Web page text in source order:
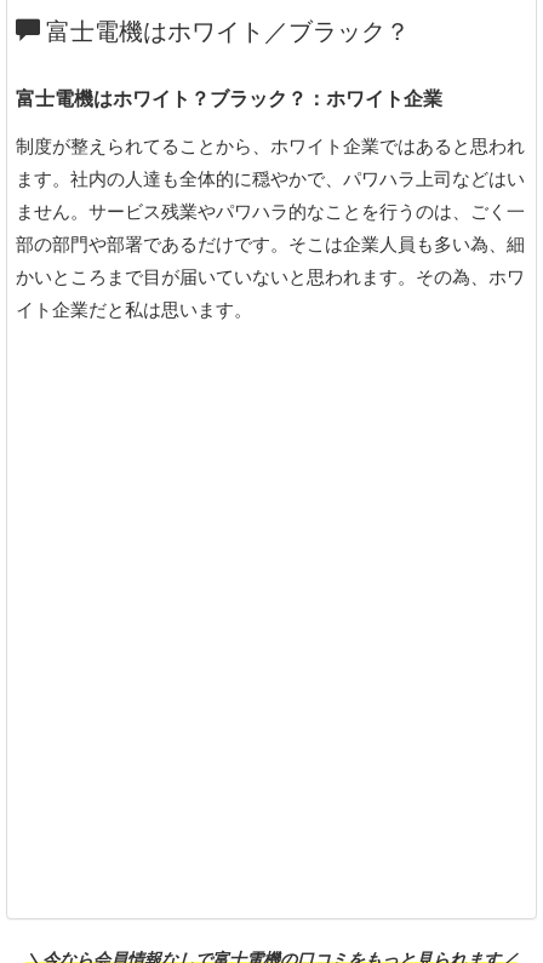
富士電機はホワイト／ブラック？
富士電機はホワイト？ブラック？：ホワイト企業
制度が整えられてることから、ホワイト企業ではあると思われ
ます。社内の人達も全体的に穏やかで、パワハラ上司などはい
ません。サービス残業やパワハラ的なことを行うのは、ごく一
部の部門や部署であるだけです。そこは企業人員も多い為、細
かいところまで目が届いていないと思われます。その為、ホワ
イト企業だと私は思います。